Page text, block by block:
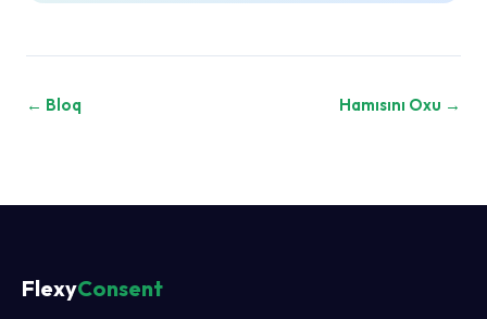
← Bloq Hamısını Oxu →
FlexyConsent